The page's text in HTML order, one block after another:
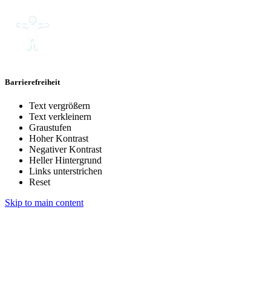
Barrierefreiheit
Text vergrößern
Text verkleinern
Graustufen
Hoher Kontrast
Negativer Kontrast
Heller Hintergrund
Links unterstrichen
Reset
Skip to main content